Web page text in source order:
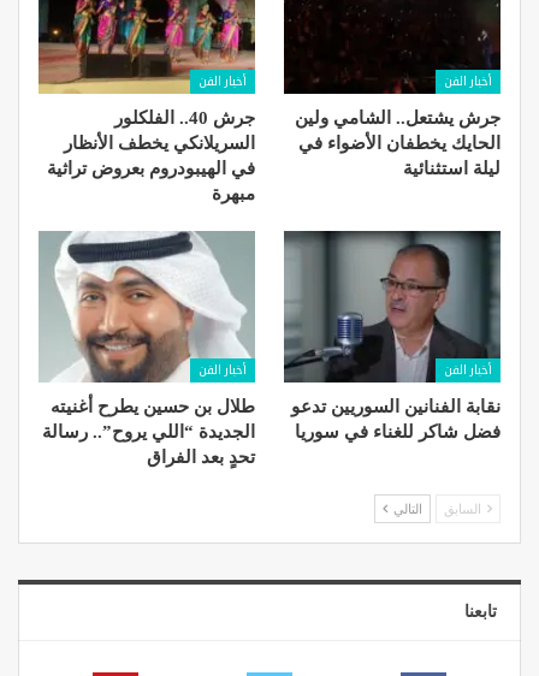
أخبار الفن
جرش يشتعل.. الشامي ولين
الحايك يخطفان الأضواء في
ليلة استثنائية
أخبار الفن
جرش 40.. الفلكلور
السريلانكي يخطف الأنظار
في الهيبودروم بعروض تراثية
مبهرة
أخبار الفن
نقابة الفنانين السوريين تدعو
فضل شاكر للغناء في سوريا
أخبار الفن
طلال بن حسين يطرح أغنيته
الجديدة “اللي يروح”.. رسالة
تحدٍ بعد الفراق
السابق التالي
تابعنا